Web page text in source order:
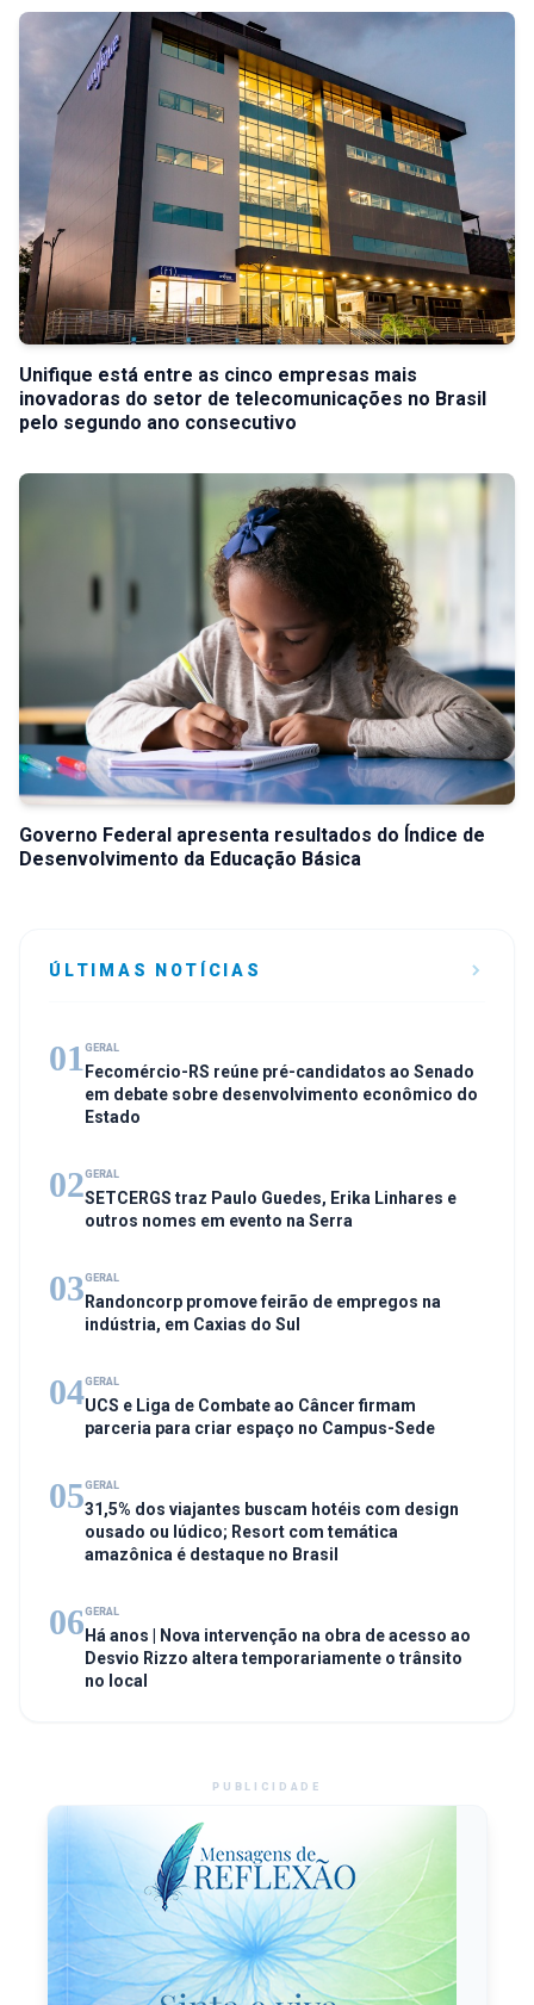
Unifique está entre as cinco empresas mais
inovadoras do setor de telecomunicações no Brasil
pelo segundo ano consecutivo
Governo Federal apresenta resultados do Índice de
Desenvolvimento da Educação Básica
ÚLTIMAS NOTÍCIAS
01 GERAL
Fecomércio-RS reúne pré-candidatos ao Senado
em debate sobre desenvolvimento econômico do
Estado
02GERAL
SETCERGS traz Paulo Guedes, Erika Linhares e
outros nomes em evento na Serra
03GERAL
Randoncorp promove feirão de empregos na
indústria, em Caxias do Sul
04GERAL
UCS e Liga de Combate ao Câncer firmam
parceria para criar espaço no Campus-Sede
05GERAL
31,5% dos viajantes buscam hotéis com design
ousado ou lúdico; Resort com temática
amazônica é destaque no Brasil
06GERAL
Há anos | Nova intervenção na obra de acesso ao
Desvio Rizzo altera temporariamente o trânsito
no local
PUBLICIDADE